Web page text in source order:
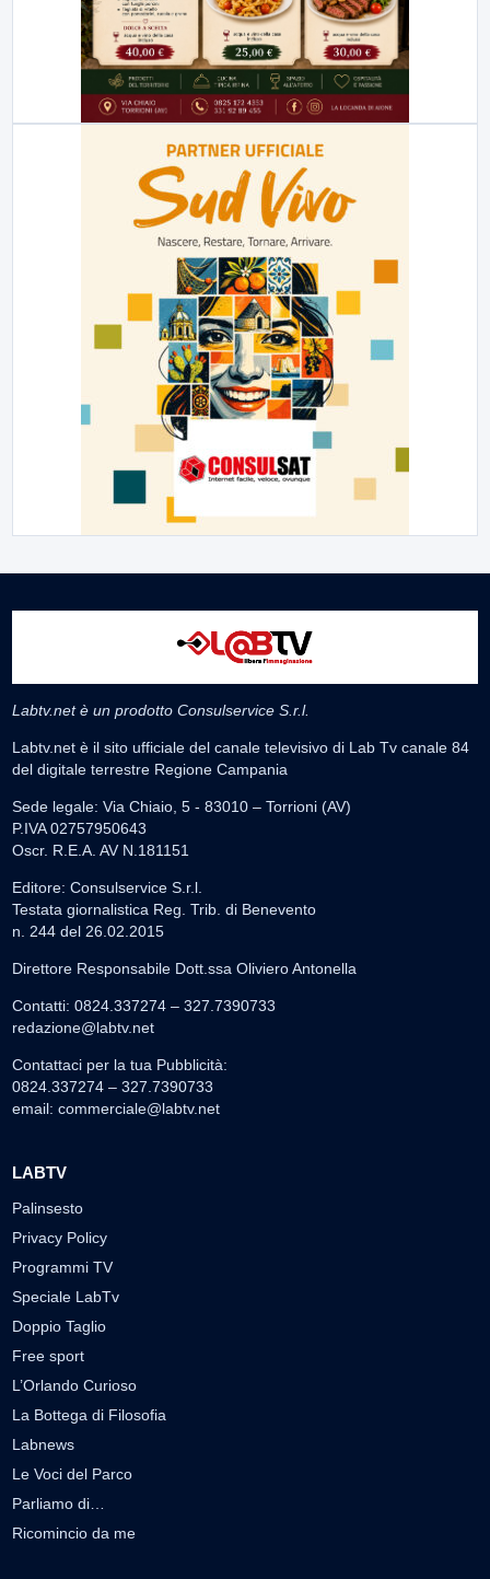
Labtv.net è un prodotto Consulservice S.r.l.
Labtv.net è il sito ufficiale del canale televisivo di Lab Tv canale 84
del digitale terrestre Regione Campania
Sede legale: Via Chiaio, 5 - 83010 – Torrioni (AV)
P.IVA 02757950643
Oscr. R.E.A. AV N.181151
Editore: Consulservice S.r.l.
Testata giornalistica Reg. Trib. di Benevento
n. 244 del 26.02.2015
Direttore Responsabile Dott.ssa Oliviero Antonella
Contatti: 0824.337274 – 327.7390733
redazione@labtv.net
Contattaci per la tua Pubblicità:
0824.337274 – 327.7390733
email: commerciale@labtv.net
LABTV
Palinsesto
Privacy Policy
Programmi TV
Speciale LabTv
Doppio Taglio
Free sport
L’Orlando Curioso
La Bottega di Filosofia
Labnews
Le Voci del Parco
Parliamo di…
Ricomincio da me